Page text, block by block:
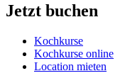
Jetzt buchen
Kochkurse
Kochkurse online
Location mieten